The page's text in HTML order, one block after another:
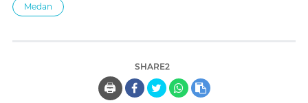
Medan
SHARE2
🖨️